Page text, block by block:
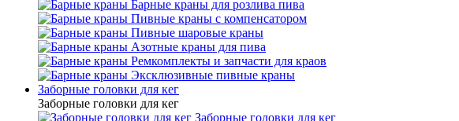
Барные краны для розлива пива
Пивные краны с компенсатором
Пивные шаровые краны
Азотные краны для пива
Ремкомплекты и запчасти для краов
Эксклюзивные пивные краны
Заборные головки для кег
Заборные головки для кег
Заборные головки для кег